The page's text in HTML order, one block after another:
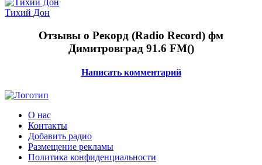
Тихий Дон
Отзывы о Рекорд (Radio Record) фм
Димитровград 91.6 FM()
Написать комментарий
О нас
Контакты
Добавить радио
Размещение рекламы
Политика конфиденциальности